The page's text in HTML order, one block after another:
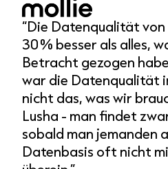
“In der Regel sehen wir
rund 10–15 % in
Antony Arcan
Senior SDR Manager,
Case Study lesen